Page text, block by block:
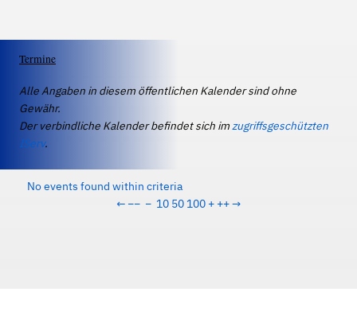
Termine
Alle Angaben in diesem öffentlichen Kalender sind ohne
Gewähr.
Der verbindliche Kalender befindet sich imzugriffsgeschützten
IServ.
No events found within criteria
← −− − 10 50 100 + ++→